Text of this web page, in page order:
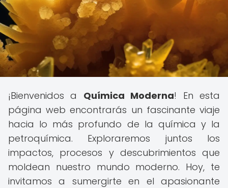
¡Bienvenidos a Química Moderna! En esta
página web encontrarás un fascinante viaje
hacia lo más profundo de la química y la
petroquímica. Exploraremos juntos los
impactos, procesos y descubrimientos que
moldean nuestro mundo moderno. Hoy, te
invitamos a sumergirte en el apasionante